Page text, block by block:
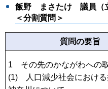
飯野 まさたけ 議員（
＜分割質問＞
質問の要旨
1 その先のかながわへの
(1) 人口減少社会における